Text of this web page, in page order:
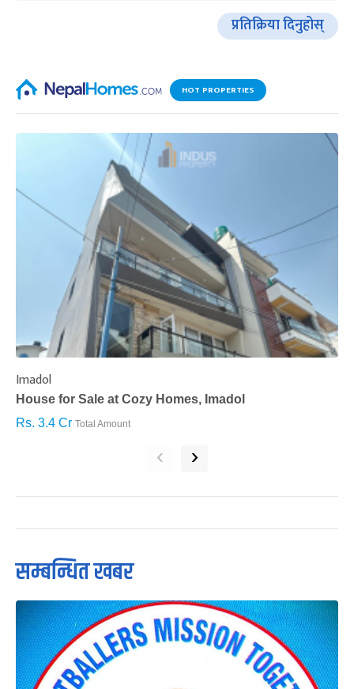
प्रतिक्रिया दिनुहोस्
HOT PROPERTIES
Imadol
House for Sale at Cozy Homes, Imadol
Rs. 3.4 Cr Total Amount
‹ ›
सम्बन्धित खबर